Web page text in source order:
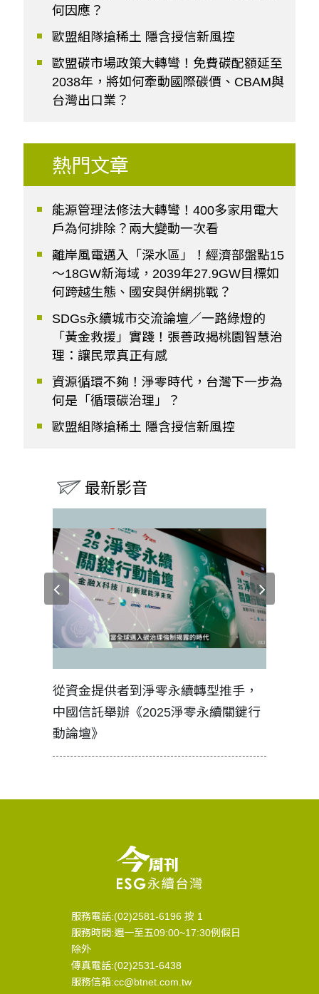
何因應？
歐盟組隊搶稀土 隱含授信新風控
歐盟碳市場政策大轉彎！免費碳配額延至
2038年，將如何牽動國際碳價、CBAM與
台灣出口業？
熱門文章
能源管理法修法大轉彎！400多家用電大
戶為何排除？兩大變動一次看
離岸風電邁入「深水區」！經濟部盤點15
～18GW新海域，2039年27.9GW目標如
何跨越生態、國安與併網挑戰？
SDGs永續城市交流論壇／一路綠燈的
「黃金救援」實踐！張善政揭桃園智慧治
理：讓民眾真正有感
資源循環不夠！淨零時代，台灣下一步為
何是「循環碳治理」？
歐盟組隊搶稀土 隱含授信新風控
最新影音
從資金提供者到淨零永續轉型推手，
中國信託舉辦《2025淨零永續關鍵行
動論壇》
服務電話:(02)2581-6196 按 1
服務時間:週一至五09:00~17:30例假日
除外
傳真電話:(02)2531-6438
服務信箱:cc@btnet.com.tw